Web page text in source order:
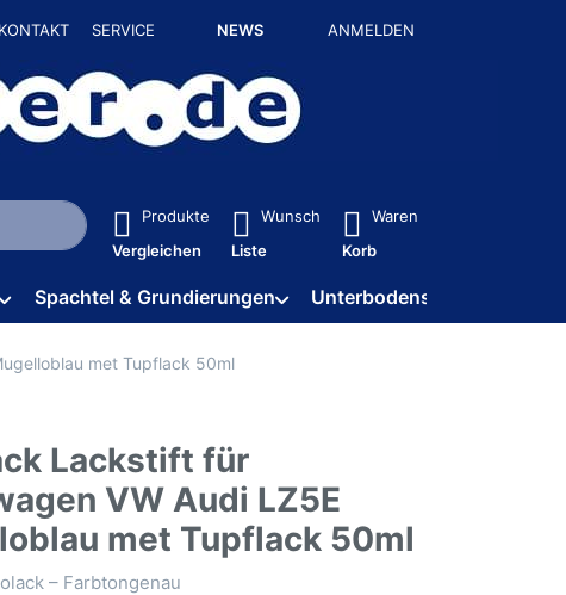
KONTAKT SERVICE NEWS ANMELDEN
erste Ergebnisse. Drücken Sie die Eingabetaste, um alle
Produkte
Vergleichen
Wunsch
Liste
Waren
Korb
Spachtel & Grundierungen Unterbodenschutz / HV
met Tupflack 50ml
Lackstift für
VW Audi LZ5E
met Tupflack 50ml
– Farbtongenau